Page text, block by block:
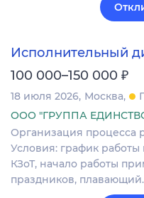
Исполнительный
100 000–150 000 ₽
18 июля 2026 Москва
ООО "ГРУППА
Организация процесса
Условия: график
КЗоТ, начало работы
праздников, плавающий.